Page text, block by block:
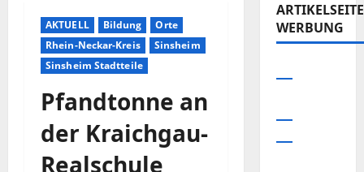
AKTUELL Bildung
Orte
Rhein-Neckar-Kreis
Sinsheim
Sinsheim Stadtteile
Pfandtonne an
der Kraichgau-
Realschule
ARTIKELSEITE
WERBUNG